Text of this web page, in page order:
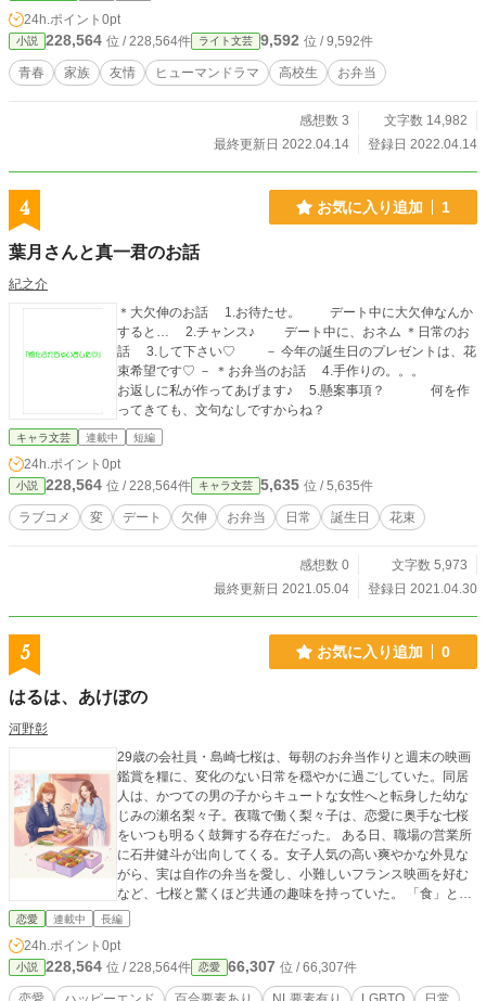
24h.ポイント 0pt
小説 228,564 位 / 228,564件 ライト文芸 9,592 位 / 9,592件
青春 家族 友情 ヒューマンドラマ 高校生 お弁当
感想数 3
文字数 14,982
最終更新日 2022.04.14
登録日 2022.04.14
4 お気に入り追加 1
葉月さんと真一君のお話
紀之介
＊大欠伸のお話 1.お待たせ。 デート中に大欠伸なんか
すると… 2.チャンス♪ デート中に、おネム ＊日常のお
話 3.して下さい♡ － 今年の誕生日のプレゼントは、花
束希望です♡ － ＊お弁当のお話 4.手作りの。。。
お返しに私が作ってあげます♪ 5.懸案事項？ 何を作
ってきても、文句なしですからね？
キャラ文芸 連載中 短編
24h.ポイント 0pt
小説 228,564 位 / 228,564件 キャラ文芸 5,635 位 / 5,635件
ラブコメ 変 デート 欠伸 お弁当 日常 誕生日 花束
感想数 0
文字数 5,973
最終更新日 2021.05.04
登録日 2021.04.30
5 お気に入り追加 0
はるは、あけぼの
河野彰
29歳の会社員・島崎七桜は、毎朝のお弁当作りと週末の映画
鑑賞を糧に、変化のない日常を穏やかに過ごしていた。同居
人は、かつての男の子からキュートな女性へと転身した幼な
じみの瀬名梨々子。夜職で働く梨々子は、恋愛に奥手な七桜
をいつも明るく鼓舞する存在だった。 ある日、職場の営業所
に石井健斗が出向してくる。女子人気の高い爽やかな外見な
がら、実は自作の弁当を愛し、小難しいフランス映画を好む
など、七桜と驚くほど共通の趣味を持っていた。 「食」と
「映画」を通じて二人は急速に距離を縮める。七桜は戸惑
なのか、答えを出せずにいた。 しかし夏を前に、石井から
「お試しで付き合わないか」と真摯な告白を受ける。未知の
領域への恐怖を抱きつつも、七桜は一歩踏み出すことを決
恋愛 連載中 長編
24h.ポイント 0pt
小説 228,564 位 / 228,564件 恋愛 66,307 位 / 66,307件